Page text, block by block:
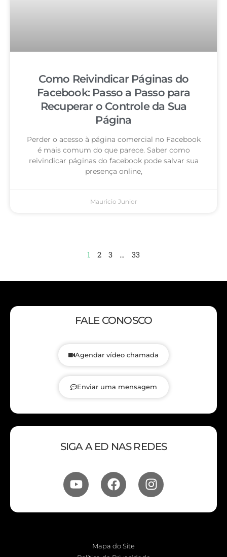
Como Reivindicar Páginas do
Facebook: Passo a Passo para
Recuperar o Controle da Sua
Página
Perder o acesso à página comercial no Facebook
é mais comum do que parece. Saber como
reivindicar páginas do facebook pode salvar sua
presença online,
Mauricio Junior
1 2 3 … 33
FALE CONOSCO
Agendar vídeo chamada
Enviar uma mensagem
SIGA A ED NAS REDES
Mapa do Site